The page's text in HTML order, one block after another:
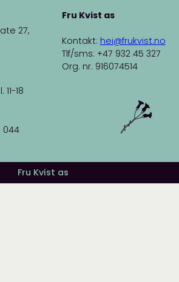
27,
18
044
Fru Kvist as
Kontakt: hei@frukvist.no
Tlf/sms: +47 932 45 327
Org. nr. 916074514
Fru Kvist as